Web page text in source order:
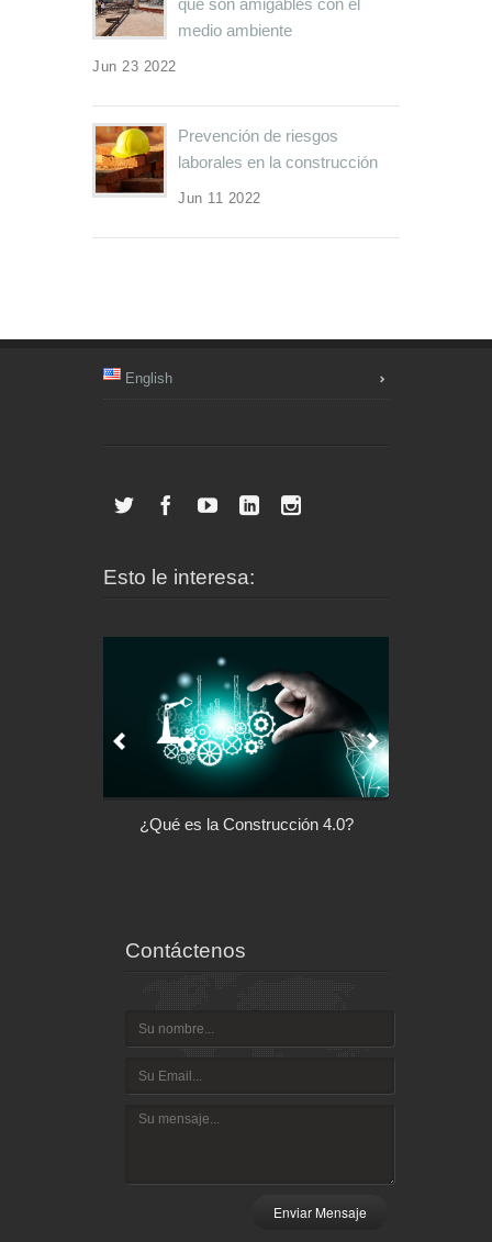
medio ambiente
Jun 23 2022
Prevención de riesgos
laborales en la construcción
Jun 11 2022
English
Esto le interesa:
la Construcción 4.0?
Arquitectura con Responsabilidad
Contáctenos
Enviar Mensaje